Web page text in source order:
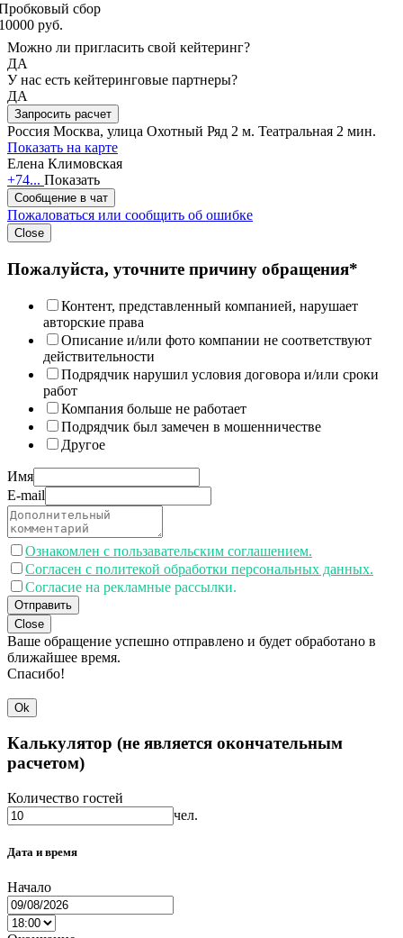
сбор
руб.
Можно ли пригласить свой кейтеринг?
ДА
У нас есть кейтеринговые партнеры?
ДА
Запросить расчет
Россия Москва, улица Охотный Ряд 2 м. Театральная 2 мин.
Показать на карте
Елена Климовская
+74... Показать
Сообщение в чат
Пожаловаться или сообщить об ошибке
Close
Пожалуйста, уточните причину обращения*
Контент, представленный компанией, нарушает
авторские права
Описание и/или фото компании не соответствуют
действительности
Подрядчик нарушил условия договора и/или сроки
работ
Компания больше не работает
Подрядчик был замечен в мошенничестве
Другое
Имя
E-mail
Ознакомлен с пользавательским соглашением.
Согласен с политекой обработки персональных данных.
Согласие на рекламные рассылки.
Отправить
Close
Ваше обращение успешно отправлено и будет обработано в
ближайшее время.
Спасибо!
Ok
Калькулятор (не является окончательным
расчетом)
Количество гостей
чел.
Дата и время
Начало